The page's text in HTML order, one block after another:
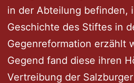
in der Abteilung befinden,
Geschichte des Stiftes in
Gegenreformation erzählt
Gegend fand diese ihren
Vertreibung der